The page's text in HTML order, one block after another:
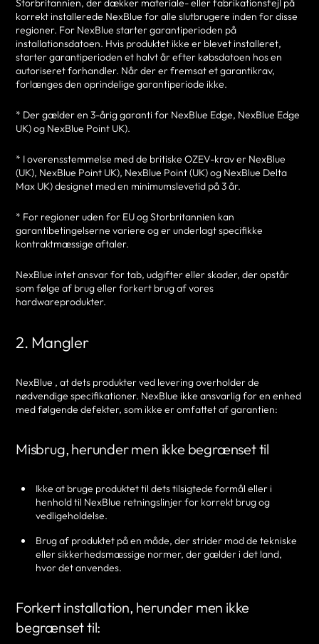
Storbritannien, der dækker materiale- eller fabrikationsfejl på
korrekt installerede NexBlue for alle slutbrugere inden for disse
regioner. For NexBlue starter garantiperioden på
installationsdatoen. Hvis produktet ikke er blevet installeret,
starter garantiperioden et halvt år efter købsdatoen hos en
autoriseret forhandler. Når der er fremsat et garantikrav,
forlænges den oprindelige garantiperiode ikke.
* Der gælder en 3-årig garanti for NexBlue Edge, NexBlue Edge
UK) og NexBlue Point UK).
* I overensstemmelse med de britiske OZEV-krav er NexBlue
(UK), NexBlue Point UK), NexBlue Point (UK) og NexBlue Delta
Max UK) designet med en minimumslevetid på 3 år.
* For regioner uden for EU og Storbritannien kan
garantibetingelserne variere og er underlagt specifikke
kontraktmæssige aftaler.
NexBlue intet ansvar for tab, udgifter eller skader, der opstår
som følge af brug eller forkert brug af vores
hardwareprodukter.
2. Mangler
NexBlue , at dets produkter ved levering overholder de
nødvendige specifikationer. NexBlue ikke ansvarlig for en enhed
med følgende defekter, som ikke er omfattet af garantien:
Misbrug, herunder men ikke begrænset til
Ikke at bruge produktet til dets tilsigtede formål eller i
henhold til NexBlue retningslinjer for korrekt brug og
vedligeholdelse.
Brug af produktet på en måde, der strider mod de tekniske
eller sikkerhedsmæssige normer, der gælder i det land,
hvor det anvendes.
Forkert installation, herunder men ikke
begrænset til: